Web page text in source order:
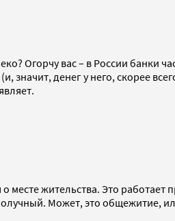
Огорчу вас – в России банки
значит, денег у него, скорее
жительства. Это работает
Может, это общежитие,